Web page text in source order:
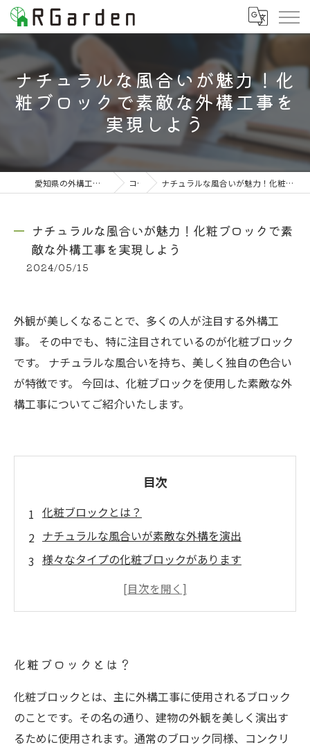
ナチュラルな風合いが魅力！化
粧ブロックで素敵な外構工事を
実現しよう
愛知県の外構工事なら株式会社RGarden コラム ナチュラルな風合いが魅力！化粧ブロックで素敵な外構工事を実現しよう
ナチュラルな風合いが魅力！化粧ブロックで素
敵な外構工事を実現しよう
2024/05/15
外観が美しくなることで、多くの人が注目する外構工
事。 その中でも、特に注目されているのが化粧ブロック
です。 ナチュラルな風合いを持ち、美しく独自の色合い
が特徴です。 今回は、化粧ブロックを使用した素敵な外
構工事についてご紹介いたします。
目次
化粧ブロックとは？
ナチュラルな風合いが素敵な外構を演出
様々なタイプの化粧ブロックがあります
化粧ブロックを使ったアイテム
化粧ブロックとは？
化粧ブロックとは、主に外構工事に使用されるブロック
のことです。その名の通り、建物の外観を美しく演出す
るために使用されます。通常のブロック同様、コンクリ